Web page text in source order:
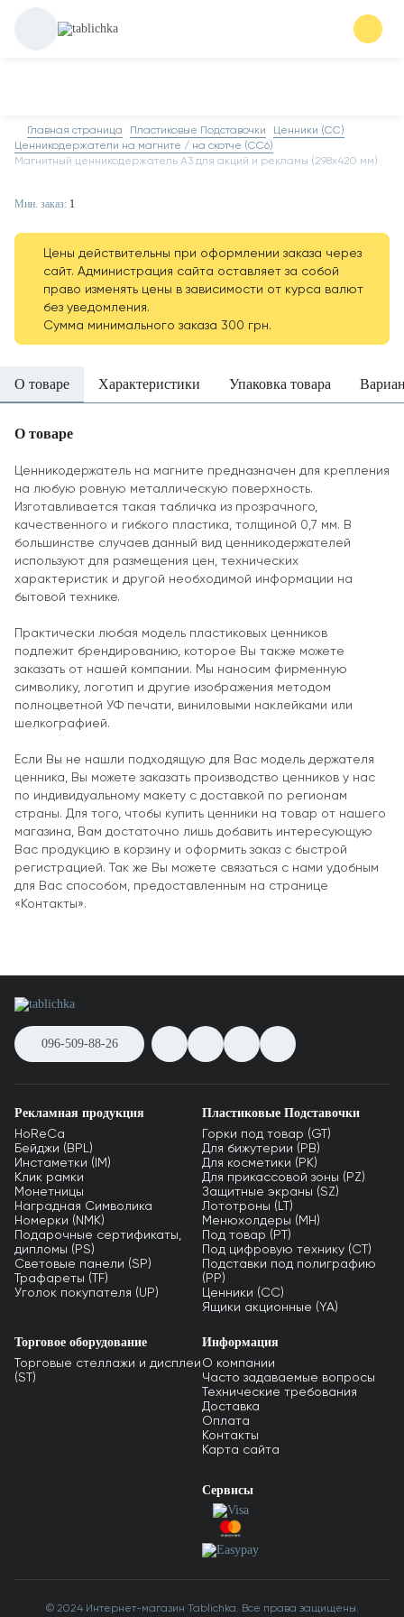
Главная страница Пластиковые Подставочки
Ценники (СС)
Ценникодержатели на магните / на скотче (СС6)
Магнитный ценникодержатель А3 для акций и рекламы (298х420 мм)
Мин. заказ: 1
Цены действительны при оформлении заказа через
сайт. Администрация сайта оставляет за собой
право изменять цены в зависимости от курса валют
без уведомления.
Сумма минимального заказа 300 грн.
О товаре Характеристики Упаковка товара
О товаре
Ценникодержатель на магните предназначен для крепления
на любую ровную металлическую поверхность.
Изготавливается такая табличка из прозрачного,
качественного и гибкого пластика, толщиной 0,7 мм. В
большинстве случаев данный вид ценникодержателей
используют для размещения цен, технических
характеристик и другой необходимой информации на
бытовой технике.
Практически любая модель пластиковых ценников
подлежит брендированию, которое Вы также можете
заказать от нашей компании. Мы наносим фирменную
символику, логотип и другие изображения методом
полноцветной УФ печати, виниловыми наклейками или
шелкографией.
Если Вы не нашли подходящую для Вас модель держателя
ценника, Вы можете заказать производство ценников у нас
по индивидуальному макету с доставкой по регионам
страны. Для того, чтобы купить ценники на товар от нашего
магазина, Вам достаточно лишь добавить интересующую
Вас продукцию в корзину и оформить заказ с быстрой
регистрацией. Так же Вы можете связаться с нами удобным
для Вас способом, предоставленным на странице
«Контакты».
096-509-88-26
Рекламная продукция
HoReCa
Бейджи (BPL)
Инстаметки (IM)
Клик рамки
Монетницы
Наградная Символика
Номерки (NMK)
Подарочные сертификаты,
дипломы (PS)
Световые панели (SP)
Трафареты (TF)
Уголок покупателя (UP)
Пластиковые Подставочки
Горки под товар (GT)
Для бижутерии (PB)
Для косметики (PK)
Для прикассовой зоны (PZ)
Защитные экраны (SZ)
Лототроны (LT)
Менюхолдеры (MH)
Под товар (PT)
Под цифровую технику (CT)
Подставки под полиграфию
(PP)
Ценники (СС)
Ящики акционные (YA)
Торговое оборудование
Торговые стеллажи и дисплеи
(ST)
Информация
О компании
Часто задаваемые вопросы
Технические требования
Доставка
Оплата
Контакты
Карта сайта
Сервисы
© 2024 Интернет-магазин Tablichka. Все права защищены.